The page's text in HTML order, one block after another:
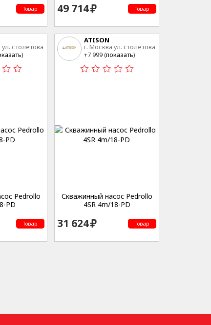
Товар 49 714 Товар
столетова
)
Pedrollo
PD
Товар
ATISON
г. Москва ул. столетова
15
+7 999 (показать)
Скважинный насос Pedrollo
4SR 4m/18-PD
31 624 Товар